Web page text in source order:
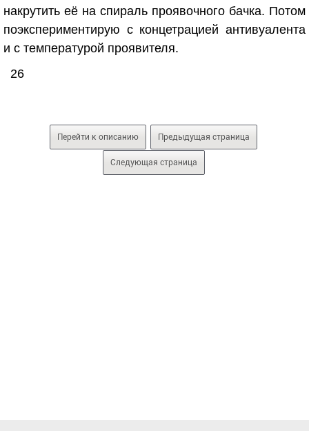
накрутить её на спираль проявочного бачка. Потом
поэкспериментирую с концетрацией антивуалента
и с температурой проявителя.
26
Перейти к описанию Предыдущая страница
Следующая страница